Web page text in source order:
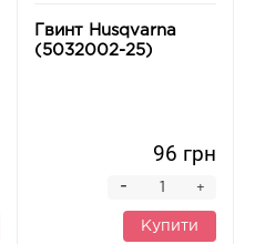
Гвинт Husqvarna
(5032002-25)
96 грн
+
-
Купити